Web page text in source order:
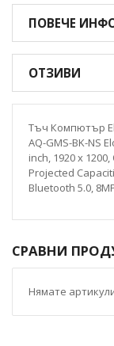
ПОВЕЧЕ
ОТЗИВИ
Тъч Компютър
AQ-GMS-BK-NS
inch, 1920 x 1200,
Projected
Bluetooth 5.0,
СРАВНИ
Нямате